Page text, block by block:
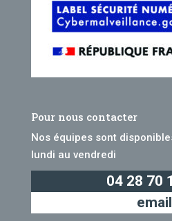
Pour nous contacter
Nos équipes sont
lundi au vendredi
04 28 70
email